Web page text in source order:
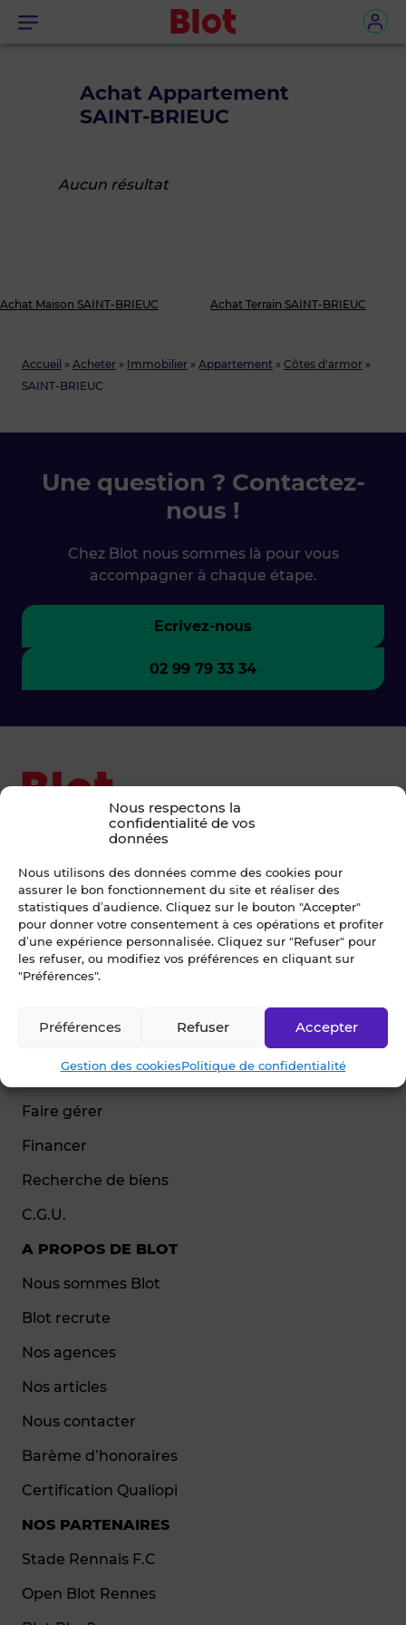
Nous respectons la
confidentialité de vos
données
Nous utilisons des données comme des cookies pour
assurer le bon fonctionnement du site et réaliser des
statistiques d’audience. Cliquez sur le bouton "Accepter"
pour donner votre consentement à ces opérations et profiter
d’une expérience personnalisée. Cliquez sur "Refuser" pour
les refuser, ou modifiez vos préférences en cliquant sur
"Préférences".
Accepter
Refuser
Préférences
Gestion des cookiesPolitique de confidentialité
Menu
Accueil » Acheter » Immobilier » Appartement » Côtes d'armor »
SAINT-BRIEUC
Achat Appartement
SAINT-BRIEUC
Aucun résultat
Achat Maison SAINT-BRIEUC Achat Terrain SAINT-BRIEUC
Une question ? Contactez-
nous !
Chez Blot nous sommes là pour vous
accompagner à chaque étape.
Ecrivez-nous
02 99 79 33 34
© Blot 2026
NAVIGATION
Vendre
Louer
Faire gérer
Financer
Recherche de biens
C.G.U.
A PROPOS DE BLOT
Nous sommes Blot
Blot recrute
Nos agences
Nos articles
Nous contacter
Barème d’honoraires
Certification Qualiopi
NOS PARTENAIRES
Stade Rennais F.C
Open Blot Rennes